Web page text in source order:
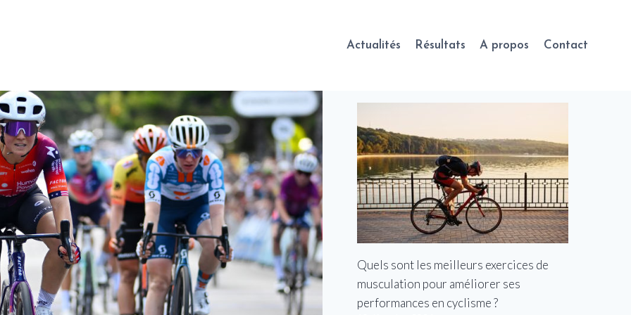
Actualités Résultats A propos Contact
Quels sont les meilleurs exercices de
musculation pour améliorer ses
performances en cyclisme ?